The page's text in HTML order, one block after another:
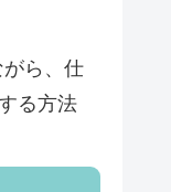
がら、仕
る方法